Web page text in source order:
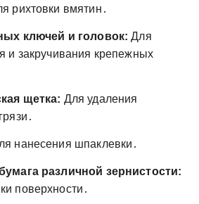
рихтовки вмятин․
ключей и головок: Для
и закручивания крепежных
щетка: Для удаления
нанесения шпаклевки․
различной зернистости:
поверхности․